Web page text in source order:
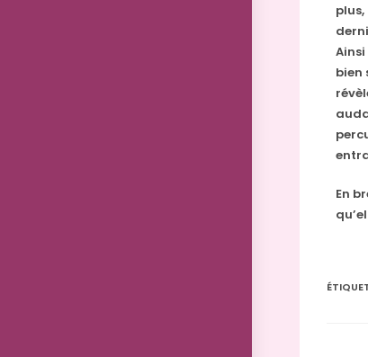
bien
En